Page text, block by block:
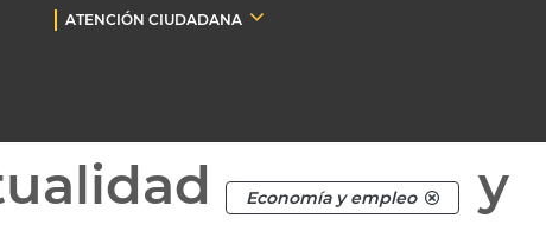
ATENCIÓN CIUDADANA
Economía y empleo
y